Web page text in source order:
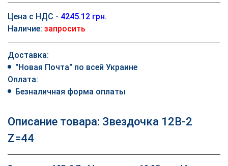
Цена с НДС - 4245.12 грн.
Наличие: запросить
Доставка:
"Новая Почта" по всей Украине
Оплата:
Безналичная форма оплаты
Описание товара: Звездочка 12B-2
Z=44